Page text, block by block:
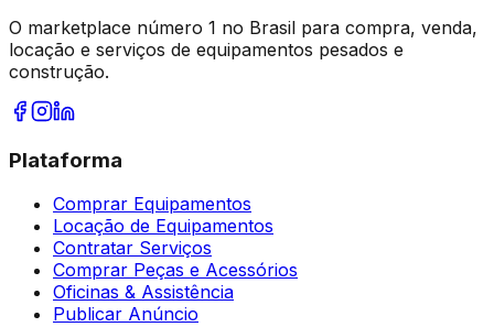
O marketplace número 1 no Brasil para compra, venda,
locação e serviços de equipamentos pesados e
construção.
Plataforma
Comprar Equipamentos
Locação de Equipamentos
Contratar Serviços
Comprar Peças e Acessórios
Oficinas & Assistência
Publicar Anúncio